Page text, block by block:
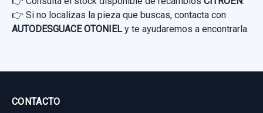
CITROËN C4 III (BA_, BB_, BC_) 1.2
PURETECH 130...
149,58 €
VOLANTE 98406912ZD
PURETECH 130...
Garantía 1 año
👉 Si no localizas la pieza que buscas, contacta con
AUTODESGUACE OTONIELy te ayudaremos a encontrarla.
CONTACTO